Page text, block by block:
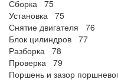
Сборка 75
Установка 75
Снятие двигателя 76
Блок цилиндров 77
Разборка 78
Проверка 79
Поршень и зазор